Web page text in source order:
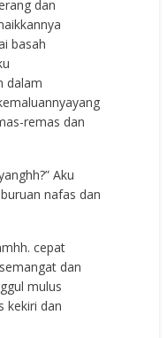
dan
basah
dalam
remas dan
Aku
nafas dan
cepat
dan
mulus
kekiri dan